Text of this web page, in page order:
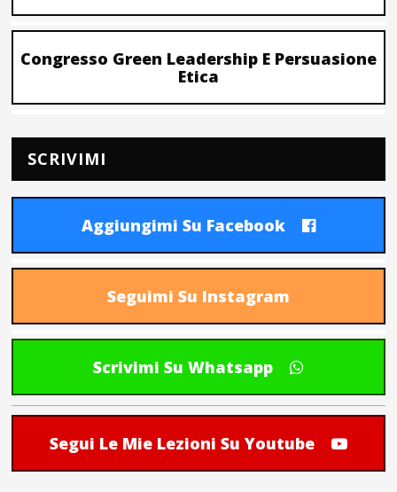
Congresso Green Leadership E Persuasione
Etica
SCRIVIMI
Aggiungimi Su Facebook
Seguimi Su Instagram
Scrivimi Su Whatsapp
Segui Le Mie Lezioni Su Youtube